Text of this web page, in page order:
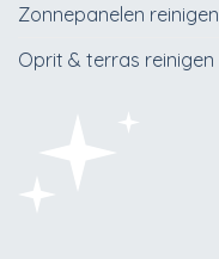
Zonnepanelen reinigen
Oprit & terras reinigen